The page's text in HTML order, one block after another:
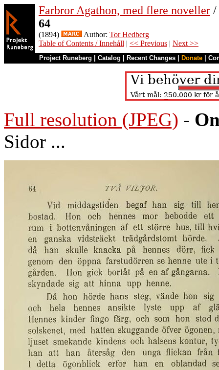
Farbror Agathon, med flere noveller /
64
(1894) Author: Tor Hedberg
Table of Contents / Innehåll | << Previous | Next >>
Project Runeberg Catalog Recent Changes Donate
Full resolution (JPEG) -
Sidor ...